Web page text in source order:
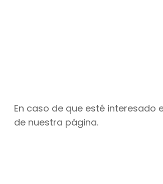
En caso de que esté
de nuestra página.